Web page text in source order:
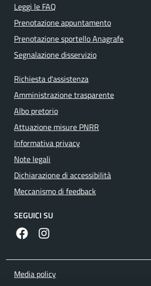
Leggi le FAQ
Prenotazione appuntamento
Prenotazione sportello Anagrafe
Segnalazione disservizio
Richiesta d'assistenza
Amministrazione trasparente
Albo pretorio
Attuazione misure PNRR
Informativa privacy
Note legali
Dichiarazione di accessibilità
Meccanismo di feedback
SEGUICI SU
https://www.facebook.com/
Media policy